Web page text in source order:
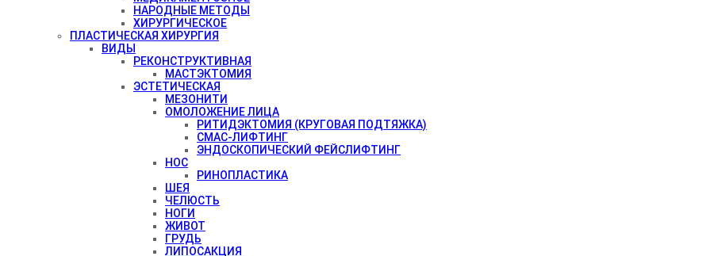
НАРОДНЫЕ МЕТОДЫ
ХИРУРГИЧЕСКОЕ
ПЛАСТИЧЕСКАЯ ХИРУРГИЯ
ВИДЫ
РЕКОНСТРУКТИВНАЯ
МАСТЭКТОМИЯ
ЭСТЕТИЧЕСКАЯ
МЕЗОНИТИ
ОМОЛОЖЕНИЕ ЛИЦА
РИТИДЭКТОМИЯ (КРУГОВАЯ ПОДТЯЖКА)
СМАС-ЛИФТИНГ
ЭНДОСКОПИЧЕСКИЙ ФЕЙСЛИФТИНГ
НОС
РИНОПЛАСТИКА
ШЕЯ
ЧЕЛЮСТЬ
НОГИ
ЖИВОТ
ГРУДЬ
ЛИПОСАКЦИЯ